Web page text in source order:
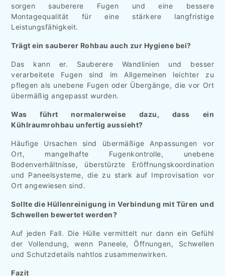
sorgen sauberere Fugen und eine bessere
Montagequalität für eine stärkere langfristige
Leistungsfähigkeit.
Trägt ein sauberer Rohbau auch zur Hygiene bei?
Das kann er. Sauberere Wandlinien und besser
verarbeitete Fugen sind im Allgemeinen leichter zu
pflegen als unebene Fugen oder Übergänge, die vor Ort
übermäßig angepasst wurden.
Was führt normalerweise dazu, dass ein
Kühlraumrohbau unfertig aussieht?
Häufige Ursachen sind übermäßige Anpassungen vor
Ort, mangelhafte Fugenkontrolle, unebene
Bodenverhältnisse, überstürzte Eröffnungskoordination
und Paneelsysteme, die zu stark auf Improvisation vor
Ort angewiesen sind.
Sollte die Hüllenreinigung in Verbindung mit Türen und
Schwellen bewertet werden?
Auf jeden Fall. Die Hülle vermittelt nur dann ein Gefühl
der Vollendung, wenn Paneele, Öffnungen, Schwellen
und Schutzdetails nahtlos zusammenwirken.
Fazit